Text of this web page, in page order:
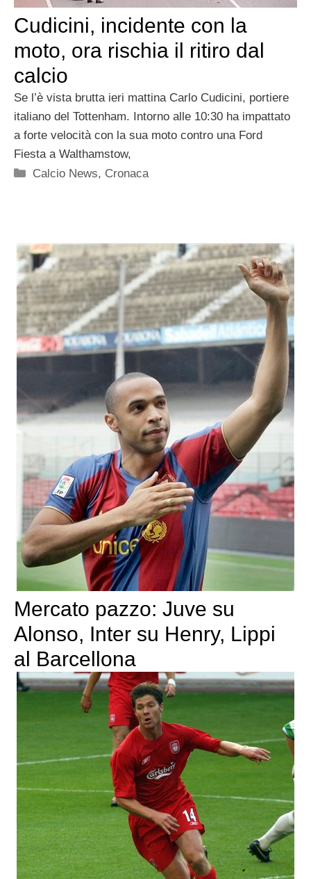
Cudicini, incidente con la
moto, ora rischia il ritiro dal
calcio
Se l’è vista brutta ieri mattina Carlo Cudicini, portiere
italiano del Tottenham. Intorno alle 10:30 ha impattato
a forte velocità con la sua moto contro una Ford
Fiesta a Walthamstow,
Categorie
Calcio News, Cronaca
Mercato pazzo: Juve su
Alonso, Inter su Henry, Lippi
al Barcellona